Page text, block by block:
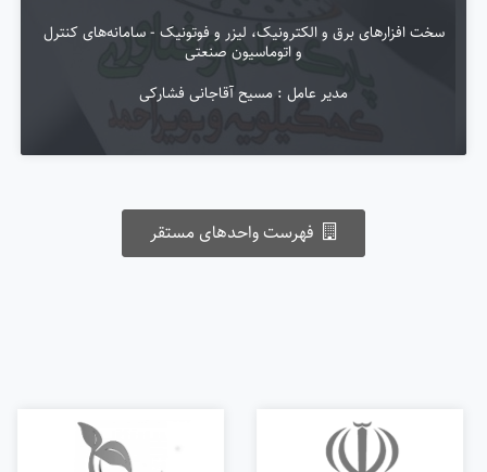
سخت افزارهای برق و الکترونیک، لیزر و فوتونیک - سامانه‌های کنترل
و اتوماسیون صنعتی
مدیر عامل : مسیح آقاجانی فشارکی